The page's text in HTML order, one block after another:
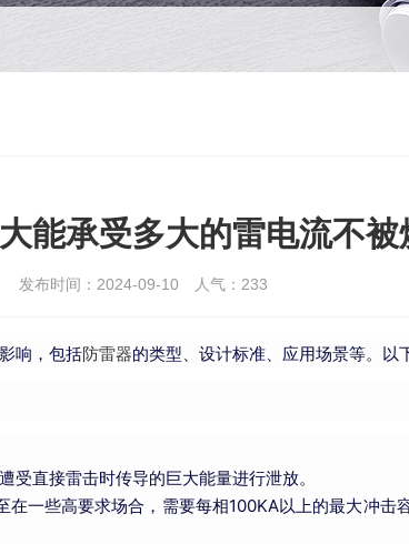
能承受多大的雷电流不被
发布时间：2024-09-10 人气： 233
响，包括防雷器的类型、设计标准、应用场景等。以
受直接雷击时传导的巨大能量进行泄放。
在一些高要求场合，需要每相100KA以上的最大冲